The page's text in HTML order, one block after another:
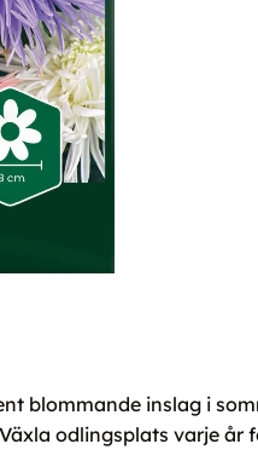
blommande inslag i
odlingsplats varje